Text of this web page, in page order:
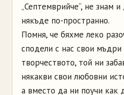
„Септемврийче“, не знам
някъде по-пространно.
Помня, че бяхме леко
сподели с нас свои мъдри
творчеството, той ни
някакви свои любовни
а вместо да ни поучи как